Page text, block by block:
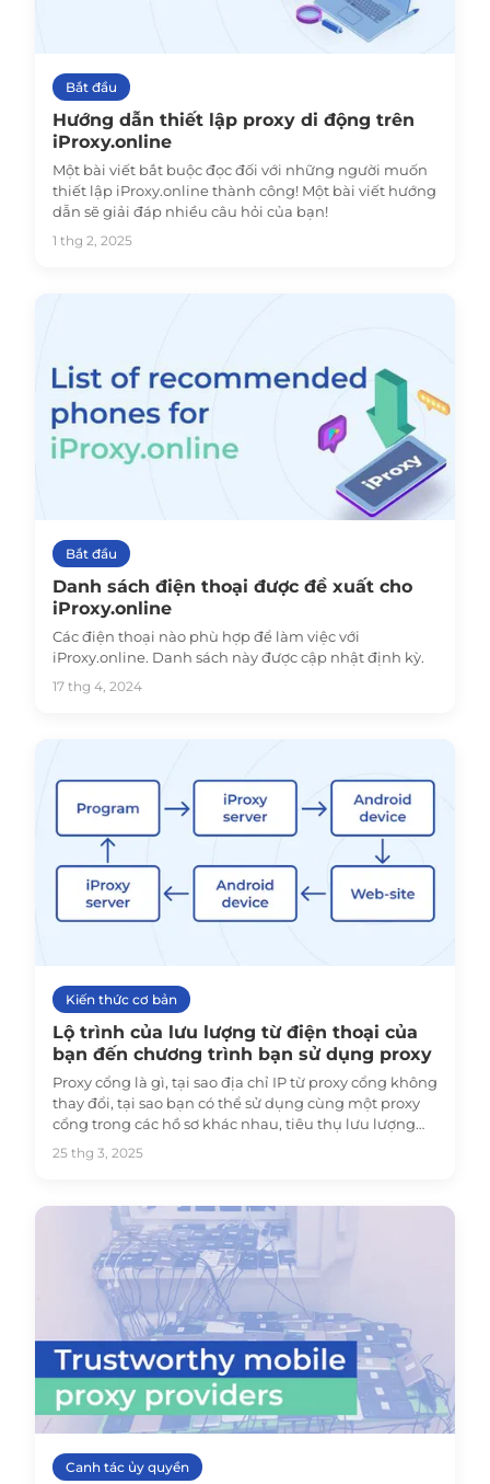
Bắt đầu
Hướng dẫn thiết lập proxy di động trên
iProxy.online
Một bài viết bắt buộc đọc đối với những người muốn
thiết lập iProxy.online thành công! Một bài viết hướng
dẫn sẽ giải đáp nhiều câu hỏi của bạn!
1 thg 2, 2025
Bắt đầu
Danh sách điện thoại được đề xuất cho
iProxy.online
Các điện thoại nào phù hợp để làm việc với
iProxy.online. Danh sách này được cập nhật định kỳ.
17 thg 4, 2024
Kiến thức cơ bản
Lộ trình của lưu lượng từ điện thoại của
bạn đến chương trình bạn sử dụng proxy
Proxy cổng là gì, tại sao địa chỉ IP từ proxy cổng không
thay đổi, tại sao bạn có thể sử dụng cùng một proxy
cổng trong các hồ sơ khác nhau, tiêu thụ lưu lượng
gấp đôi trên điện thoại của bạn
25 thg 3, 2025
Canh tác ủy quyền